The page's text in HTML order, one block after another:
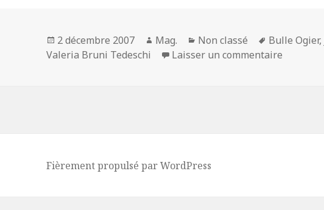
Publié
le
2 décembre 2007 Auteur
Mag. Catégories
Non classé
Mots-
clés
Bulle Ogier,
Valeria Bruni Tedeschi
Laisser un commentaire
Fièrement propulsé par WordPress